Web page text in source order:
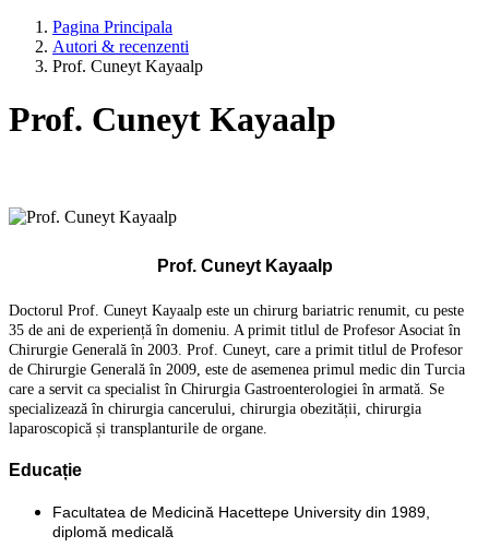
Pagina Principala
Autori & recenzenti
Prof. Cuneyt Kayaalp
Prof. Cuneyt Kayaalp
Prof. Cuneyt Kayaalp
Doctorul Prof. Cuneyt Kayaalp este un chirurg bariatric renumit, cu peste
35 de ani de experiență în domeniu. A primit titlul de Profesor Asociat în
Chirurgie Generală în 2003. Prof. Cuneyt, care a primit titlul de Profesor
de Chirurgie Generală în 2009, este de asemenea primul medic din Turcia
care a servit ca specialist în Chirurgia Gastroenterologiei în armată. Se
specializează în chirurgia cancerului, chirurgia obezității, chirurgia
laparoscopică și transplanturile de organe.
Educație
Facultatea de Medicină Hacettepe University din 1989,
diplomă medicală